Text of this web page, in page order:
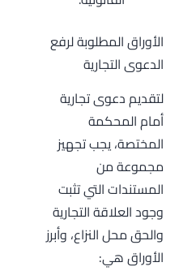
الأوراق المطلوبة لرفع
الدعوى التجارية
لتقديم دعوى تجارية
أمام المحكمة
المختصة، يجب تجهيز
مجموعة من
المستندات التي تثبت
وجود العلاقة التجارية
والحق محل النزاع، وأبرز
الأوراق هي: